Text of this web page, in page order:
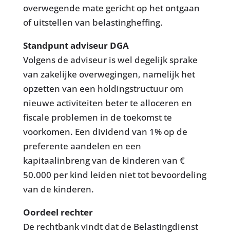
overwegende mate gericht op het ontgaan
of uitstellen van belastingheffing.
Standpunt adviseur DGA
Volgens de adviseur is wel degelijk sprake
van zakelijke overwegingen, namelijk het
opzetten van een holdingstructuur om
nieuwe activiteiten beter te alloceren en
fiscale problemen in de toekomst te
voorkomen. Een dividend van 1% op de
preferente aandelen en een
kapitaalinbreng van de kinderen van €
50.000 per kind leiden niet tot bevoordeling
van de kinderen.
Oordeel rechter
De rechtbank vindt dat de Belastingdienst